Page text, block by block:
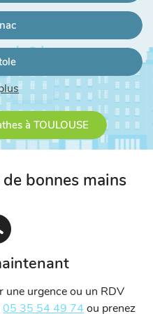
Fossat
à TOULOUSE
bonnes mains
urgence ou un RDV
05 35 54 49 74 ou prenez